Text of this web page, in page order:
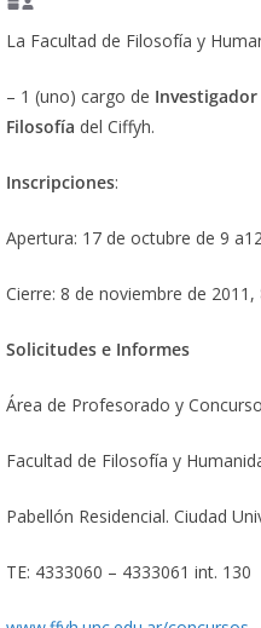
La Facultad de Filosofía y
– 1 (uno) cargo de
Filosofía del Ciffyh.
Inscripciones:
Apertura: 17 de octubre de 9
Cierre: 8 de noviembre de 2011,
Solicitudes e Informes
Área de Profesorado y
Facultad de Filosofía y
Pabellón Residencial. Ciudad
TE: 4333060 – 4333061 int. 130